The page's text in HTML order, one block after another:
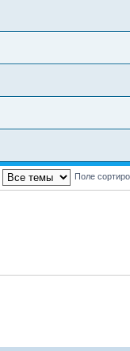
Поле